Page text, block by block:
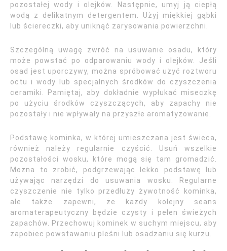
pozostałej wody i olejków. Następnie, umyj ją ciepłą
wodą z delikatnym detergentem. Użyj miękkiej gąbki
lub ściereczki, aby uniknąć zarysowania powierzchni.
Szczególną uwagę zwróć na usuwanie osadu, który
może powstać po odparowaniu wody i olejków. Jeśli
osad jest uporczywy, można spróbować użyć roztworu
octu i wody lub specjalnych środków do czyszczenia
ceramiki. Pamiętaj, aby dokładnie wypłukać miseczkę
po użyciu środków czyszczących, aby zapachy nie
pozostały i nie wpływały na przyszłe aromatyzowanie.
Podstawę kominka, w której umieszczana jest świeca,
również należy regularnie czyścić. Usuń wszelkie
pozostałości wosku, które mogą się tam gromadzić.
Można to zrobić, podgrzewając lekko podstawę lub
używając narzędzi do usuwania wosku. Regularne
czyszczenie nie tylko przedłuży żywotność kominka,
ale także zapewni, że każdy kolejny seans
aromaterapeutyczny będzie czysty i pełen świeżych
zapachów. Przechowuj kominek w suchym miejscu, aby
zapobiec powstawaniu pleśni lub osadzaniu się kurzu.